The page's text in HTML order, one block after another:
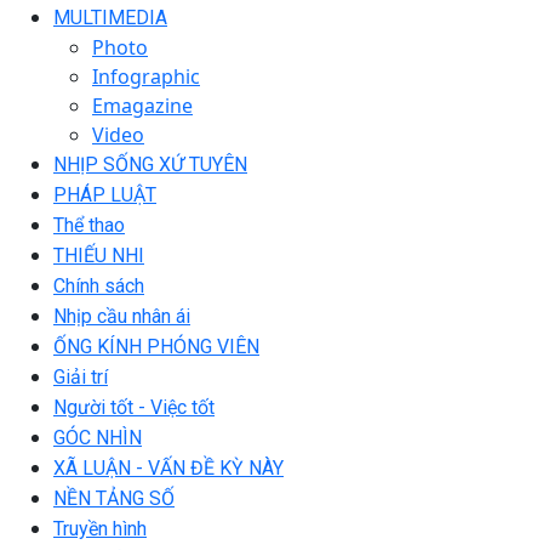
MULTIMEDIA
Photo
Infographic
Emagazine
Video
NHỊP SỐNG XỨ TUYÊN
PHÁP LUẬT
Thể thao
THIẾU NHI
Chính sách
Nhịp cầu nhân ái
ỐNG KÍNH PHÓNG VIÊN
Giải trí
Người tốt - Việc tốt
GÓC NHÌN
XÃ LUẬN - VẤN ĐỀ KỲ NÀY
NỀN TẢNG SỐ
Truyền hình